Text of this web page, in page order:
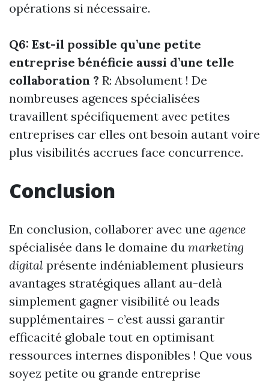
opérations si nécessaire.
Q6: Est-il possible qu’une petite
entreprise bénéficie aussi d’une telle
collaboration ? R: Absolument ! De
nombreuses agences spécialisées
travaillent spécifiquement avec petites
entreprises car elles ont besoin autant voire
plus visibilités accrues face concurrence.
Conclusion
En conclusion, collaborer avec une agence
spécialisée dans le domaine du marketing
digital présente indéniablement plusieurs
avantages stratégiques allant au-delà
simplement gagner visibilité ou leads
supplémentaires – c’est aussi garantir
efficacité globale tout en optimisant
ressources internes disponibles ! Que vous
soyez petite ou grande entreprise